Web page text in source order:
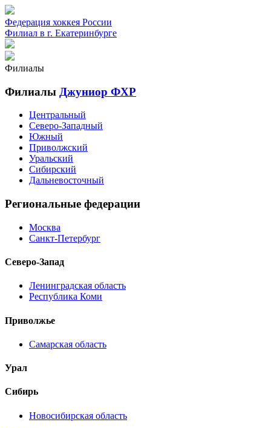
Федерация хоккея России
Филиал в г. Екатеринбурге
Филиалы
Филиалы Джуниор ФХР
Центральный
Северо-Западный
Южный
Приволжский
Уральский
Сибирский
Дальневосточный
Региональные федерации
Москва
Санкт-Петербург
Северо-Запад
Ленинградская область
Республика Коми
Приволжье
Самарская область
Урал
Сибирь
Новосибирская область